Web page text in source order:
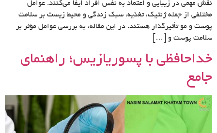
نقش مهمی در زیبایی و اعتماد به نفس افراد ایفا می‌کنند. عوامل
مختلفی از جمله ژنتیک، تغذیه، سبک زندگی و محیط زیست بر سلامت
پوست و مو تأثیرگذار هستند. در این مقاله، به بررسی عوامل مؤثر بر
سلامت پوست و […]
خداحافظی با پسوریازیس؛ راهنمای
جامع